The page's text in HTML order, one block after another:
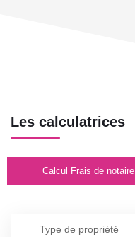
Les calculatrices
Calcul Frais de notaire